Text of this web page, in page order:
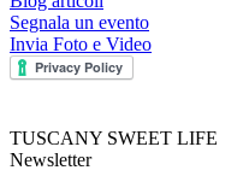
Segnala un evento
Invia Foto e Video
TUSCANY SWEET LIFE
Newsletter